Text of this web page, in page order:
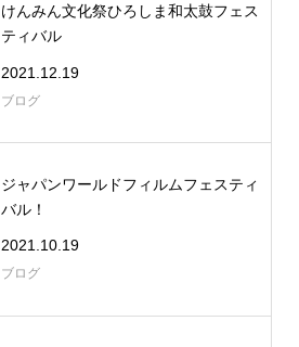
けんみん文化祭ひろしま和太鼓フェス
ティバル
2021.12.19
ブログ
ジャパンワールドフィルムフェスティ
バル！
2021.10.19
ブログ